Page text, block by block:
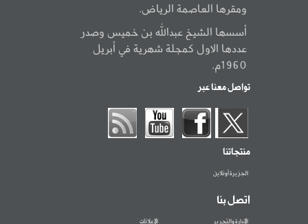
ومقرها العاصمة الرياض.
أسسها الشيخ عبدالله بن خميس وصدر
عددها الاول كمجلة شهرية في أبريل
1960م.
تواصل معنا عبر
منتجاتنا
الجزيرة أونلاين
اتصل بنا
الإدارة والتحرير الإعلانات